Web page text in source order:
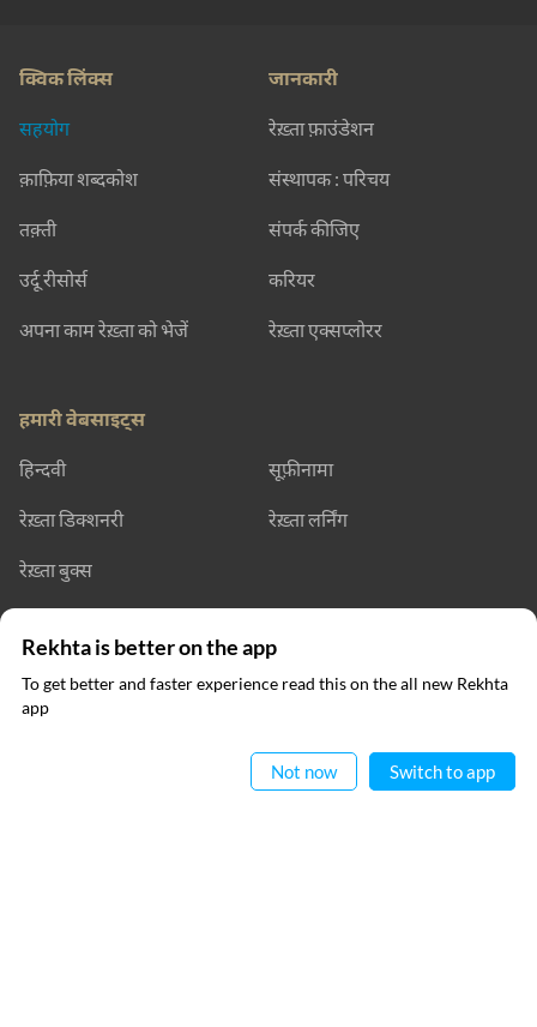
क्विक लिंक्स
सहयोग
क़ाफ़िया शब्दकोश
तक़्ती
उर्दू रीसोर्स
अपना काम रेख़्ता को भेजें
जानकारी
रेख़्ता फ़ाउंडेशन
संस्थापक : परिचय
संपर्क कीजिए
करियर
रेख़्ता एक्सप्लोरर
हमारी वेबसाइट्स
हिन्दवी सूफ़ीनामा
रेख़्ता डिक्शनरी रेख़्ता लर्निंग
रेख़्ता बुक्स
फॉलो कीजिए
Rekhta is better on the app
To get better and faster experience read this on the all new Rekhta
app
Not now Switch to app